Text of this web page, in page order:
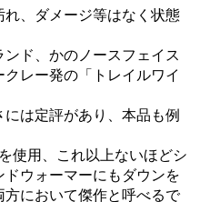
、ダメージ等はなく状態
ド、かのノースフェイス
レー発の「トレイルワイ
は定評があり、本品も例
使用、これ以上ないほどシ
ウォーマーにもダウンを
において傑作と呼べるで